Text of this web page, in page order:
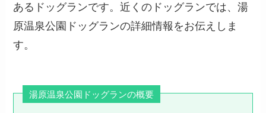
あるドッグランです。近くのドッグランでは、湯
原温泉公園ドッグランの詳細情報をお伝えしま
す。
湯原温泉公園ドッグランの概要